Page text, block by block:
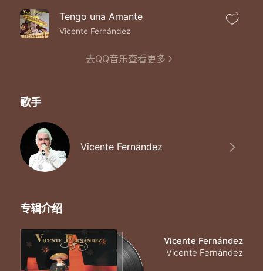
Tengo una Amante
Vicente Fernández
3
去QQ音乐查看更多
歌手
Vicente Fernández
专辑介绍
Vicente Fernández
Vicente Fernández